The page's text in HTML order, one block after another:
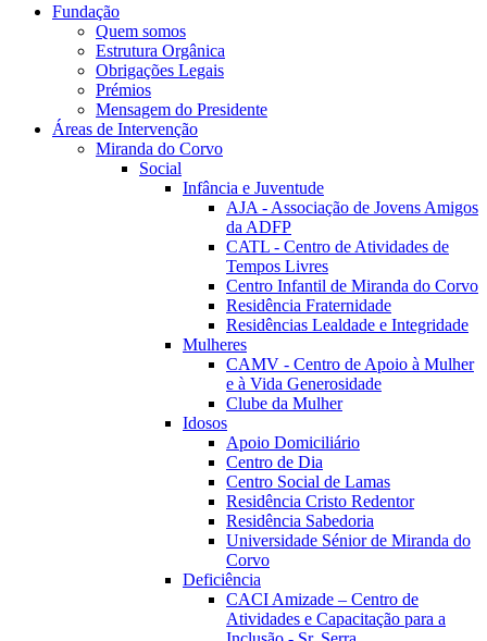
Fundação
Quem somos
Estrutura Orgânica
Obrigações Legais
Prémios
Mensagem do Presidente
Áreas de Intervenção
Miranda do Corvo
Social
Infância e Juventude
AJA - Associação de Jovens Amigos
da ADFP
CATL - Centro de Atividades de
Tempos Livres
Centro Infantil de Miranda do Corvo
Residência Fraternidade
Residências Lealdade e Integridade
Mulheres
CAMV - Centro de Apoio à Mulher
e à Vida Generosidade
Clube da Mulher
Idosos
Apoio Domiciliário
Centro de Dia
Centro Social de Lamas
Residência Cristo Redentor
Residência Sabedoria
Universidade Sénior de Miranda do
Corvo
Deficiência
CACI Amizade – Centro de
Atividades e Capacitação para a